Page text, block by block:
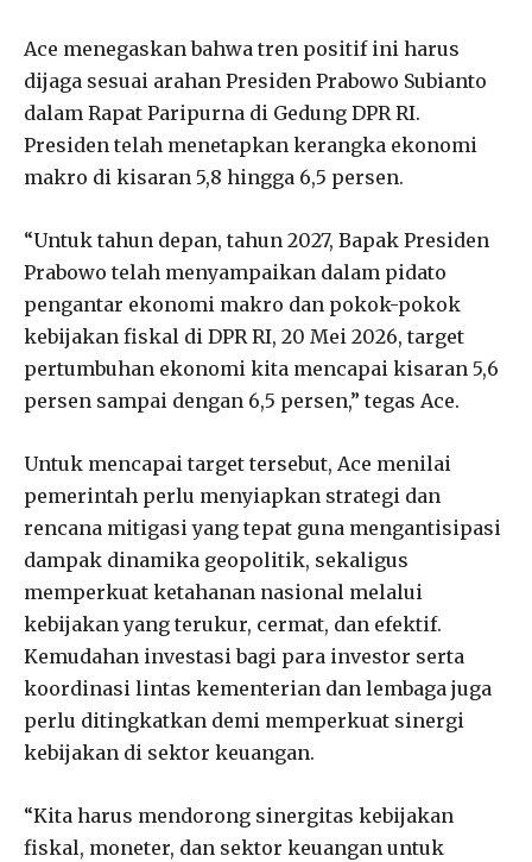
Ace menegaskan bahwa tren positif ini harus
dijaga sesuai arahan Presiden Prabowo Subianto
dalam Rapat Paripurna di Gedung DPR RI.
Presiden telah menetapkan kerangka ekonomi
makro di kisaran 5,8 hingga 6,5 persen.
“Untuk tahun depan, tahun 2027, Bapak Presiden
Prabowo telah menyampaikan dalam pidato
pengantar ekonomi makro dan pokok-pokok
kebijakan fiskal di DPR RI, 20 Mei 2026, target
pertumbuhan ekonomi kita mencapai kisaran 5,6
persen sampai dengan 6,5 persen,” tegas Ace.
Untuk mencapai target tersebut, Ace menilai
pemerintah perlu menyiapkan strategi dan
rencana mitigasi yang tepat guna mengantisipasi
dampak dinamika geopolitik, sekaligus
memperkuat ketahanan nasional melalui
kebijakan yang terukur, cermat, dan efektif.
Kemudahan investasi bagi para investor serta
koordinasi lintas kementerian dan lembaga juga
perlu ditingkatkan demi memperkuat sinergi
kebijakan di sektor keuangan.
“Kita harus mendorong sinergitas kebijakan
fiskal, moneter, dan sektor keuangan untuk